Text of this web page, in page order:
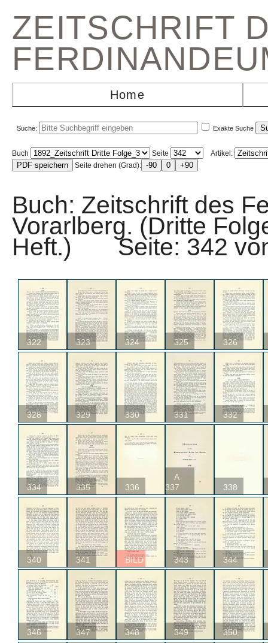
ZEITSCHRIFT
Home
Suche: Exakte Suche
Buch Seite
Artikel:
Seite drehen (Grad):
Buch: Zeitschrift des
Vorarlberg. (Dritte
Heft.) Seite: 342
322 323 324 325 326
328 329 330 331 332
334 335 336
A
337
338
340 341 BILD 343 344
346 347 348 349 350